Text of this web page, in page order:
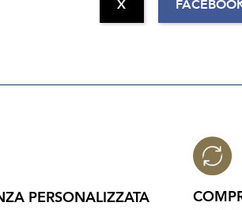
X
PERSONALIZZATA